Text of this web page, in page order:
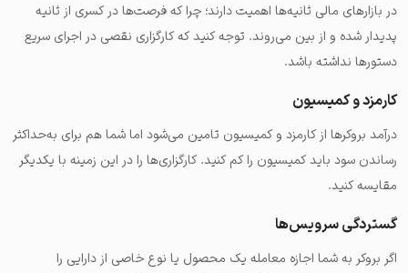
در بازارهای مالی ثانیه‌ها اهمیت دارند؛ چرا که فرصت‌ها در کسری از ثانیه
پدیدار شده و از بین می‌روند. توجه کنید که کارگزاری نقصی در اجرای سریع
دستورها نداشته باشد.
کارمزد و کمیسیون
درآمد بروکرها از کارمزد و کمیسیون تامین می‌شود اما شما هم برای به‌حداکثر
رساندن سود باید کمیسیون را کم کنید. کارگزاری‌ها را در این زمینه با یکدیگر
مقایسه کنید.
گستردگی سرویس‌ها
اگر بروکر به شما اجازه معامله یک محصول یا نوع خاصی از دارایی را